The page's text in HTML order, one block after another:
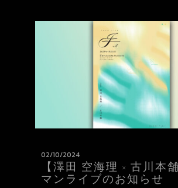
02/10/2024
【澤田 空海理 × 古川本
マンライブのお知らせ